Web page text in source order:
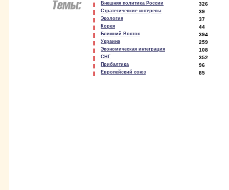
Внешняя политика России 326
Стратегические интересы 39
Экология 37
Корея 44
Ближний Восток 394
Украина 259
Экономическая интеграция 108
СНГ 352
Прибалтика 96
Европейский союз 85